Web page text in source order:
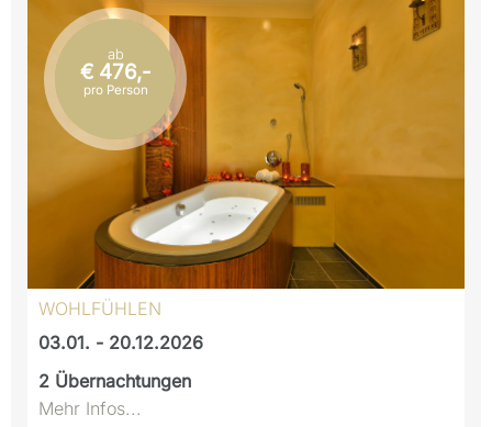
WOHLFÜHLEN
03.01. - 20.12.2026
2 Übernachtungen
ab
€ 476,-
pro Person
Mehr Infos...